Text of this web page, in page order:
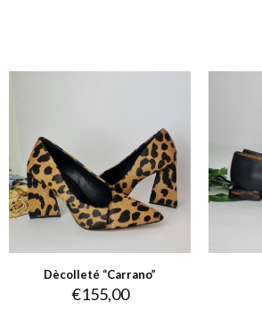
Dècolleté “Carrano”
€155,00